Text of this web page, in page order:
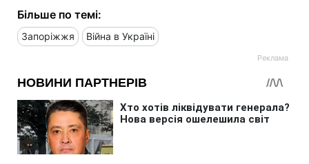
Більше по темі:
Запоріжжя Війна в Україні